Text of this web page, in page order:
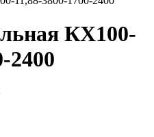
КХ100-
2400